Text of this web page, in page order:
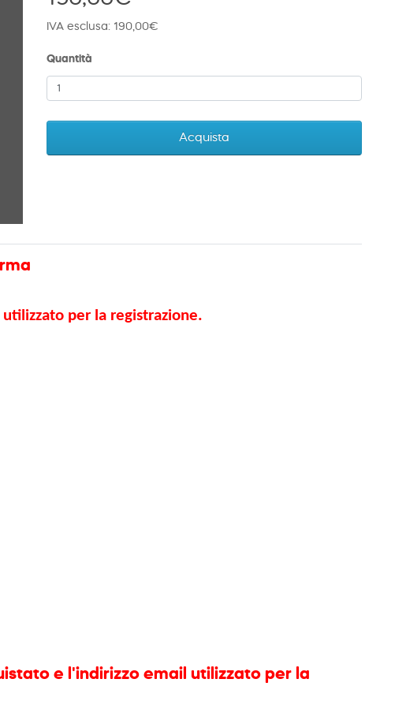
IVA esclusa: 190,00€
Quantità
Acquista
per la registrazione.
e l'indirizzo email utilizzato per la